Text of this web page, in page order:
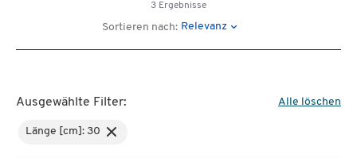
3 Ergebnisse
Sortieren nach: Relevanz
Ausgewählte Filter: Alle löschen
Länge [cm]: 30